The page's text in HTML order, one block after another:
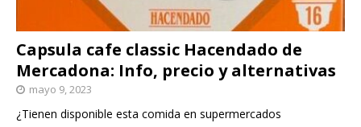
Capsula cafe classic Hacendado de
Mercadona: Info, precio y alternativas
mayo 9, 2023
¿Tienen disponible esta comida en supermercados